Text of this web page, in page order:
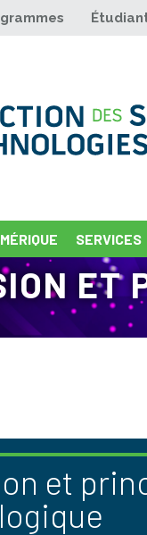
SERVICES
ET
et
logique